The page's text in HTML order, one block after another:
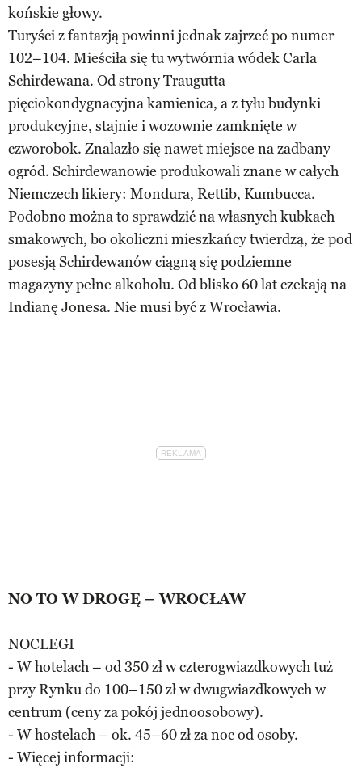
końskie głowy.
Turyści z fantazją powinni jednak zajrzeć po numer
102–104. Mieściła się tu wytwórnia wódek Carla
Schirdewana. Od strony Traugutta
pięciokondygnacyjna kamienica, a z tyłu budynki
produkcyjne, stajnie i wozownie zamknięte w
czworobok. Znalazło się nawet miejsce na zadbany
ogród. Schirdewanowie produkowali znane w całych
Niemczech likiery: Mondura, Rettib, Kumbucca.
Podobno można to sprawdzić na własnych kubkach
smakowych, bo okoliczni mieszkańcy twierdzą, że pod
posesją Schirdewanów ciągną się podziemne
magazyny pełne alkoholu. Od blisko 60 lat czekają na
Indianę Jonesa. Nie musi być z Wrocławia.
NO TO W DROGĘ – WROCŁAW
NOCLEGI
- W hotelach – od 350 zł w czterogwiazdkowych tuż
przy Rynku do 100–150 zł w dwugwiazdkowych w
centrum (ceny za pokój jednoosobowy).
- W hostelach – ok. 45–60 zł za noc od osoby.
- Więcej informacji: